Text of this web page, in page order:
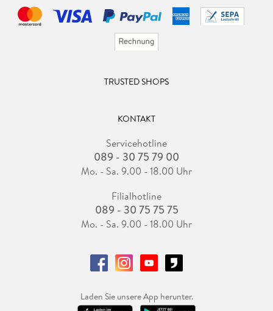
TRUSTED SHOPS
KONTAKT
Servicehotline
089 - 30 75 79 00
Mo. - Sa. 9.00 - 18.00 Uhr
Filialhotline
089 - 30 75 75 75
Mo. - Sa. 9.00 - 18.00 Uhr
Laden Sie unsere App herunter.